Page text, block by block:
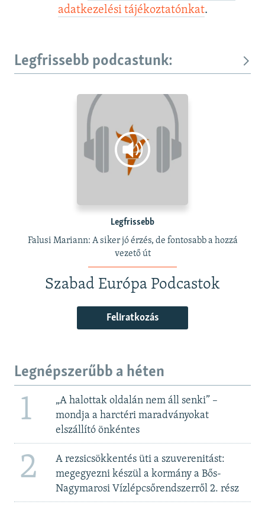
adatkezelési tájékoztatónkat.
Legfrissebb podcastunk:
Legfrissebb
Falusi Mariann: A siker jó érzés, de fontosabb a hozzá
vezető út
Szabad Európa Podcastok
Feliratkozás
Legnépszerűbb a héten
1
„A halottak oldalán nem áll senki” –
mondja a harctéri maradványokat
elszállító önkéntes
2
A rezsicsökkentés üti a szuverenitást:
megegyezni készül a kormány a Bős-
Nagymarosi Vízlépcsőrendszerről 2. rész